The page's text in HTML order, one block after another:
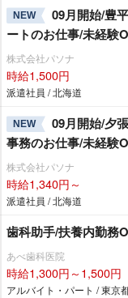
NEW
09月開始/豊
ートのお仕事/未経験
株式会社パソナ
時給1,500円
派遣社員 / 北海道
NEW
09月開始/夕
事務のお仕事/未経験
株式会社パソナ
時給1,340円～
派遣社員 / 北海道
歯科助手/扶養内勤務
あべ歯科医院
時給1,300円～1,500円
アルバイト・パート / 東京